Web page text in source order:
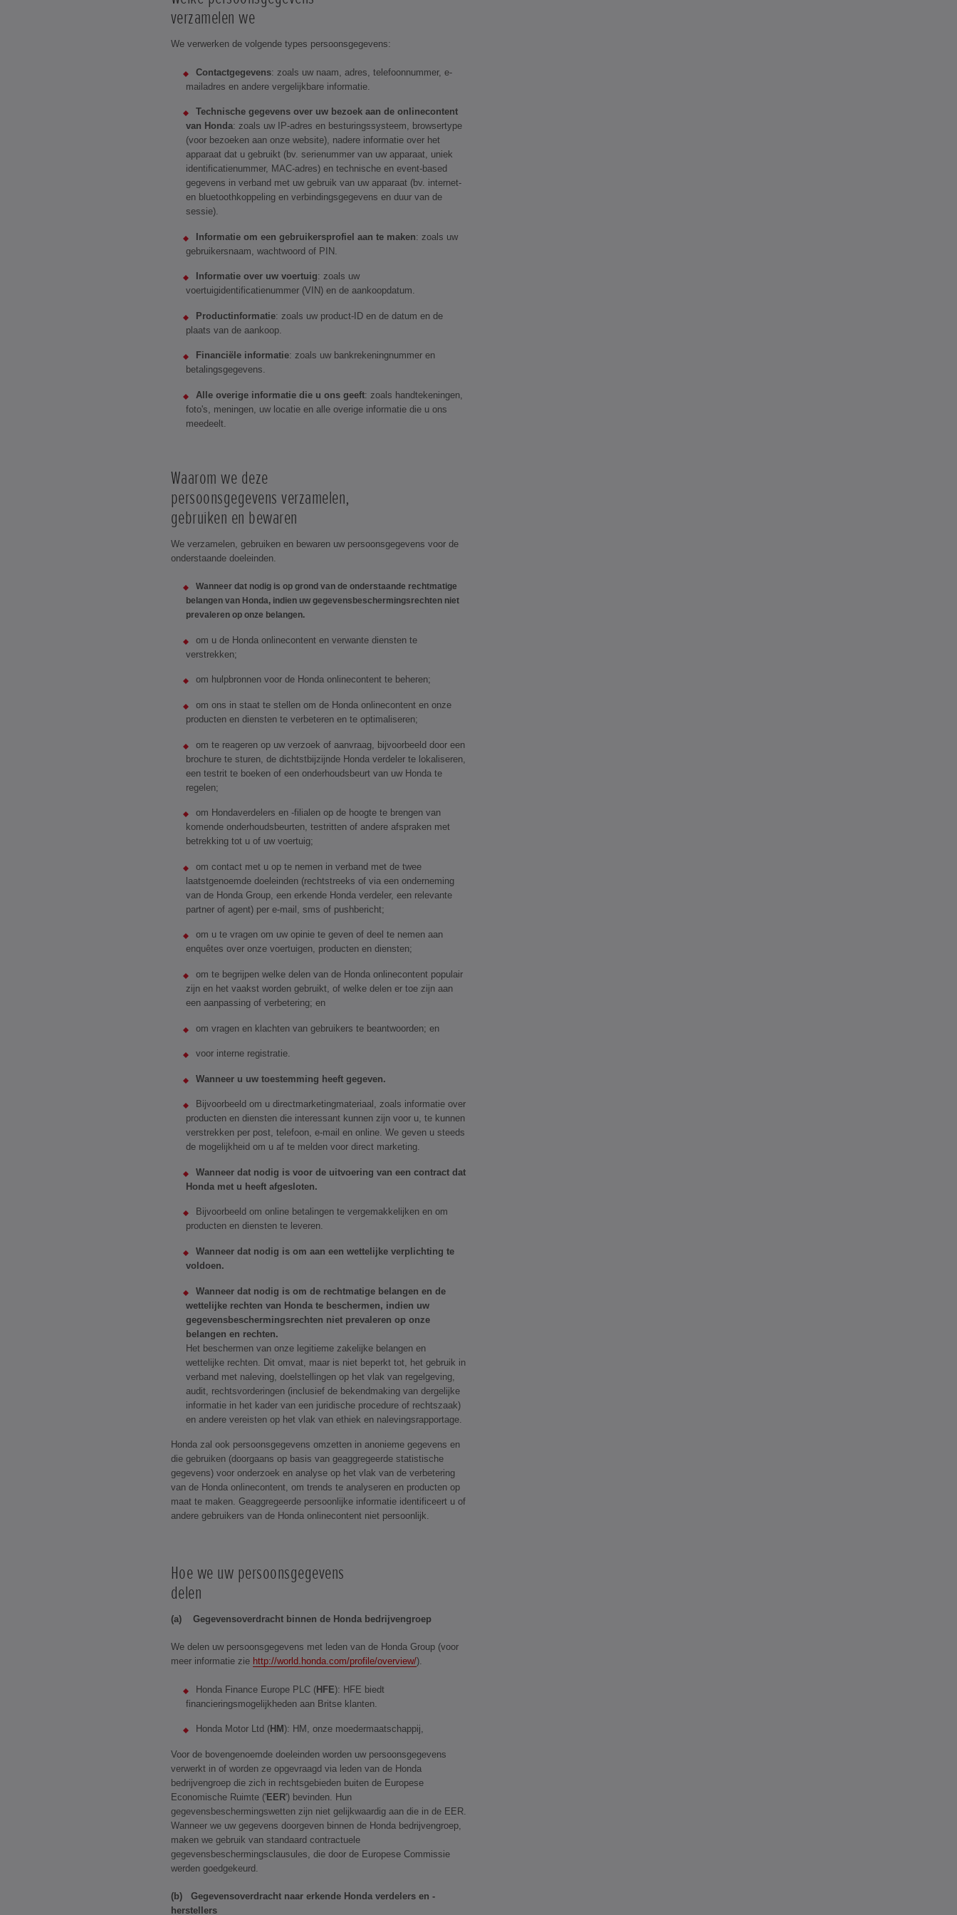
verzamelen we
We verwerken de volgende types persoonsgegevens:
Contactgegevens: zoals uw naam, adres, telefoonnummer, e-
mailadres en andere vergelijkbare informatie.
Technische gegevens over uw bezoek aan de onlinecontent
van Honda: zoals uw IP-adres en besturingssysteem, browsertype
(voor bezoeken aan onze website), nadere informatie over het
apparaat dat u gebruikt (bv. serienummer van uw apparaat, uniek
identificatienummer, MAC-adres) en technische en event-based
gegevens in verband met uw gebruik van uw apparaat (bv. internet-
en bluetoothkoppeling en verbindingsgegevens en duur van de
sessie).
Informatie om een gebruikersprofiel aan te maken: zoals uw
gebruikersnaam, wachtwoord of PIN.
Informatie over uw voertuig: zoals uw
voertuigidentificatienummer (VIN) en de aankoopdatum.
Productinformatie: zoals uw product-ID en de datum en de
plaats van de aankoop.
Financiële informatie: zoals uw bankrekeningnummer en
betalingsgegevens.
Alle overige informatie die u ons geeft: zoals handtekeningen,
foto's, meningen, uw locatie en alle overige informatie die u ons
meedeelt.
Waarom we deze
persoonsgegevens verzamelen,
gebruiken en bewaren
We verzamelen, gebruiken en bewaren uw persoonsgegevens voor de
onderstaande doeleinden.
Wanneer dat nodig is op grond van de onderstaande rechtmatige
belangen van Honda, indien uw gegevensbeschermingsrechten niet
prevaleren op onze belangen.
om u de Honda onlinecontent en verwante diensten te
verstrekken;
om hulpbronnen voor de Honda onlinecontent te beheren;
om ons in staat te stellen om de Honda onlinecontent en onze
producten en diensten te verbeteren en te optimaliseren;
om te reageren op uw verzoek of aanvraag, bijvoorbeeld door een
brochure te sturen, de dichtstbijzijnde Honda verdeler te lokaliseren,
een testrit te boeken of een onderhoudsbeurt van uw Honda te
regelen;
om Hondaverdelers en -filialen op de hoogte te brengen van
komende onderhoudsbeurten, testritten of andere afspraken met
betrekking tot u of uw voertuig;
om contact met u op te nemen in verband met de twee
laatstgenoemde doeleinden (rechtstreeks of via een onderneming
van de Honda Group, een erkende Honda verdeler, een relevante
partner of agent) per e-mail, sms of pushbericht;
om u te vragen om uw opinie te geven of deel te nemen aan
enquêtes over onze voertuigen, producten en diensten;
om te begrijpen welke delen van de Honda onlinecontent populair
zijn en het vaakst worden gebruikt, of welke delen er toe zijn aan
een aanpassing of verbetering; en
om vragen en klachten van gebruikers te beantwoorden; en
voor interne registratie.
Wanneer u uw toestemming heeft gegeven.
Bijvoorbeeld om u directmarketingmateriaal, zoals informatie over
producten en diensten die interessant kunnen zijn voor u, te kunnen
verstrekken per post, telefoon, e-mail en online. We geven u steeds
de mogelijkheid om u af te melden voor direct marketing.
Wanneer dat nodig is voor de uitvoering van een contract dat
Honda met u heeft afgesloten.
Bijvoorbeeld om online betalingen te vergemakkelijken en om
producten en diensten te leveren.
Wanneer dat nodig is om aan een wettelijke verplichting te
voldoen.
Wanneer dat nodig is om de rechtmatige belangen en de
wettelijke rechten van Honda te beschermen, indien uw
gegevensbeschermingsrechten niet prevaleren op onze
belangen en rechten.
Het beschermen van onze legitieme zakelijke belangen en
wettelijke rechten. Dit omvat, maar is niet beperkt tot, het gebruik in
verband met naleving, doelstellingen op het vlak van regelgeving,
audit, rechtsvorderingen (inclusief de bekendmaking van dergelijke
informatie in het kader van een juridische procedure of rechtszaak)
en andere vereisten op het vlak van ethiek en nalevingsrapportage.
Honda zal ook persoonsgegevens omzetten in anonieme gegevens en
die gebruiken (doorgaans op basis van geaggregeerde statistische
gegevens) voor onderzoek en analyse op het vlak van de verbetering
van de Honda onlinecontent, om trends te analyseren en producten op
maat te maken. Geaggregeerde persoonlijke informatie identificeert u of
andere gebruikers van de Honda onlinecontent niet persoonlijk.
Hoe we uw persoonsgegevens
delen
(a) Gegevensoverdracht binnen de Honda bedrijvengroep
We delen uw persoonsgegevens met leden van de Honda Group (voor
meer informatie zie http://world.honda.com/profile/overview/).
Honda Finance Europe PLC (HFE): HFE biedt
financieringsmogelijkheden aan Britse klanten.
Honda Motor Ltd (HM): HM, onze moedermaatschappij,
Voor de bovengenoemde doeleinden worden uw persoonsgegevens
verwerkt in of worden ze opgevraagd via leden van de Honda
bedrijvengroep die zich in rechtsgebieden buiten de Europese
Economische Ruimte (' EER') bevinden. Hun
gegevensbeschermingswetten zijn niet gelijkwaardig aan die in de EER.
Wanneer we uw gegevens doorgeven binnen de Honda bedrijvengroep,
maken we gebruik van standaard contractuele
gegevensbeschermingsclausules, die door de Europese Commissie
werden goedgekeurd.
(b) Gegevensoverdracht naar erkende Honda verdelers en -
herstellers